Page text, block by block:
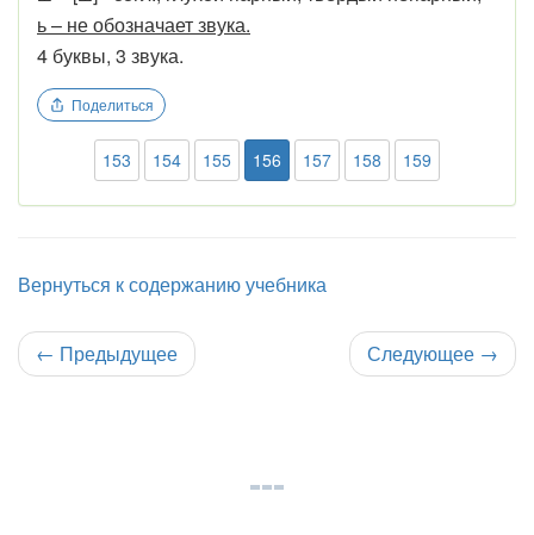
ь – не обозначает звука.
4 буквы, 3 звука.
Поделиться
153 154 155 156 157 158 159
Вернуться к содержанию учебника
← Предыдущее Следующее →